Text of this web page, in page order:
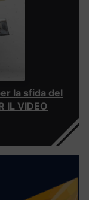
la sfida del
IL VIDEO